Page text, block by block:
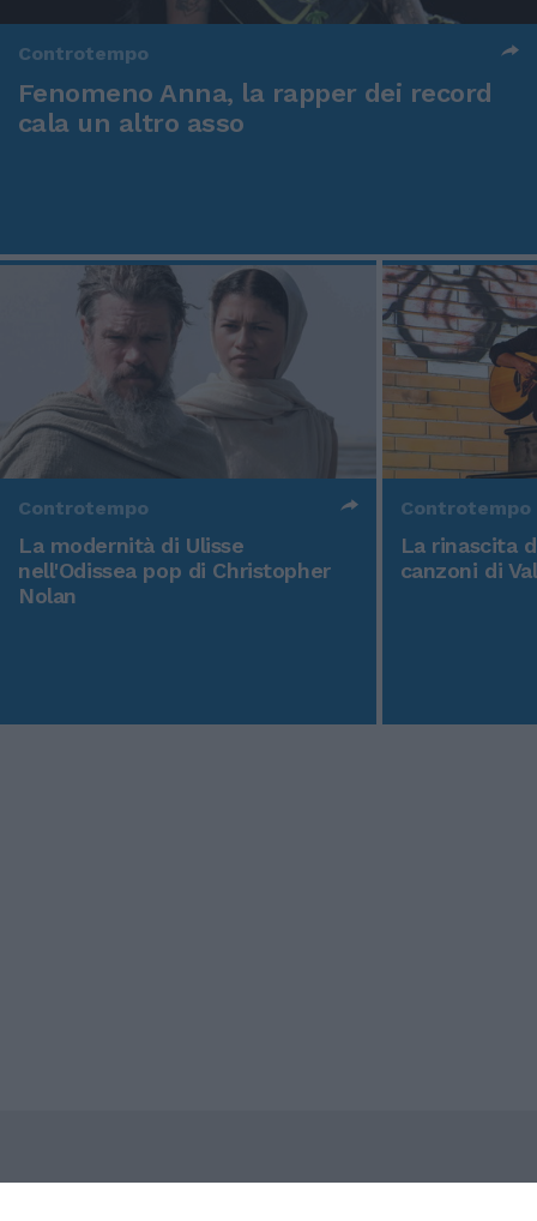
Controtempo
Fenomeno Anna, la rapper dei record
cala un altro asso
Controtempo
La modernità di Ulisse
nell'Odissea pop di Christopher
Nolan
Controtempo
La rinascita
canzoni di